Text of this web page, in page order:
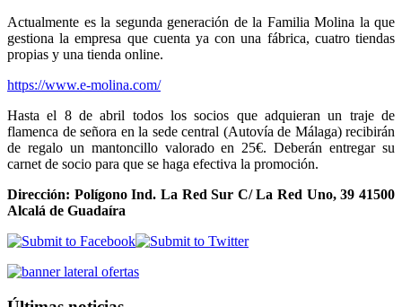
Actualmente es la segunda generación de la Familia Molina la que
gestiona la empresa que cuenta ya con una fábrica, cuatro tiendas
propias y una tienda online.
https://www.e-molina.com/
Hasta el 8 de abril todos los socios que adquieran un traje de
flamenca de señora en la sede central (Autovía de Málaga) recibirán
de regalo un mantoncillo valorado en 25€. Deberán entregar su
carnet de socio para que se haga efectiva la promoción.
Dirección: Polígono Ind. La Red Sur C/ La Red Uno, 39 41500
Alcalá de Guadaíra